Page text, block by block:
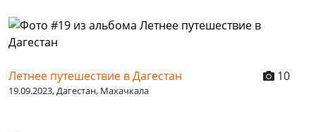
Летнее путешествие в Дагестан 10
19.09.2023, Дагестан, Махачкала